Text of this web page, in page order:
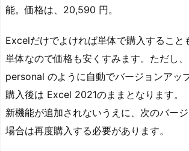
能。価格は、20,590 円。
Excelだけでよければ単体で購入すること
単体なので価格も安くすみます。ただし
personal のように自動でバージョンアッ
購入後は Excel 2021のままとなります。
新機能が追加されないうえに、次のバー
場合は再度購入する必要があります。